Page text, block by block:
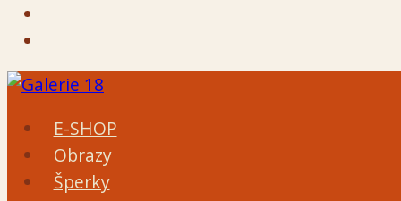
Přeskočit
obsahE-SHOP
Obrazy
Šperky